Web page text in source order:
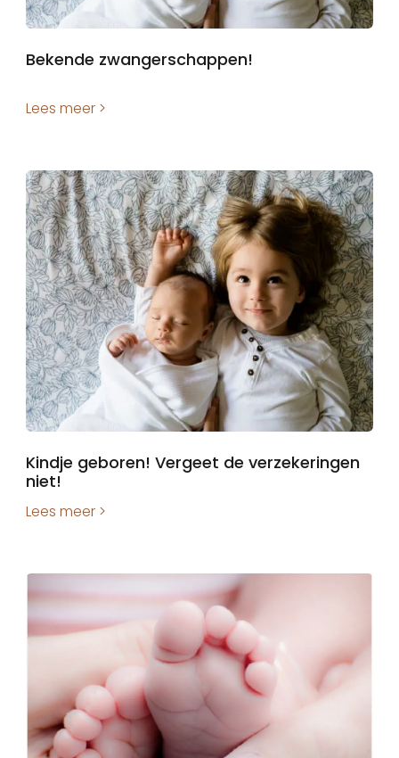
Bekende zwangerschappen!
Lees meer >
Kindje geboren! Vergeet de verzekeringen
niet!
Lees meer >